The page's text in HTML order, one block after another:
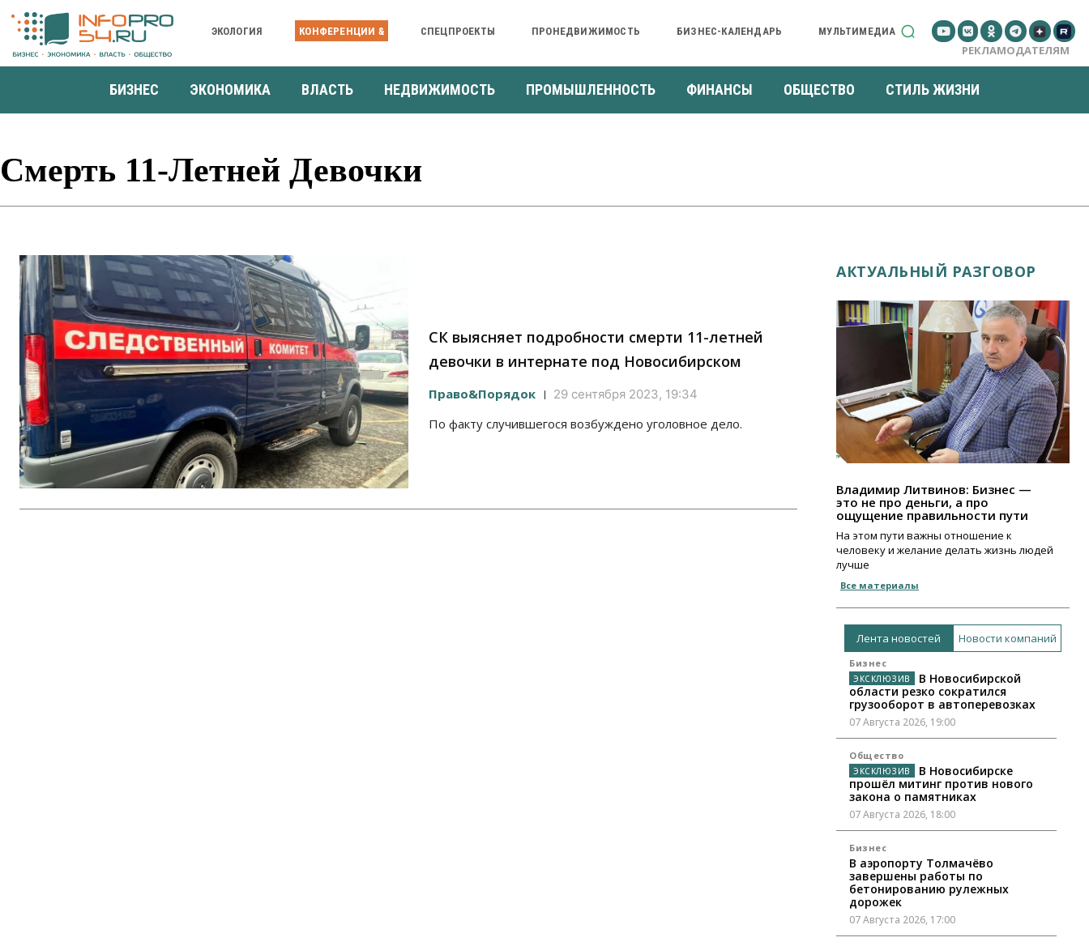
ЭКОЛОГИЯ КОНФЕРЕНЦИИ & СПЕЦПРОЕКТЫ ПРОНЕДВИЖИМОСТЬ БИЗНЕС-КАЛЕНДАРЬ МУЛЬТИМЕДИА
РЕКЛАМОДАТЕЛЯМ
БИЗНЕС ЭКОНОМИКА ВЛАСТЬ НЕДВИЖИМОСТЬ ПРОМЫШЛЕННОСТЬ ФИНАНСЫ ОБЩЕСТВО СТИЛЬ ЖИЗНИ
Смерть 11-Летней Девочки
СК выясняет подробности смерти 11-летней
девочки в интернате под Новосибирском
Право&Порядок 29 сентября 2023, 19:34
По факту случившегося возбуждено уголовное дело.
АКТУАЛЬНЫЙ РАЗГОВОР
Владимир Литвинов: Бизнес —
это не про деньги, а про
ощущение правильности пути
На этом пути важны отношение к
человеку и желание делать жизнь людей
лучше
Все материалы
Лента новостей Новости компаний
Бизнес
В Новосибирской
области резко сократился
грузооборот в автоперевозках
07 Августа 2026, 19:00
Общество
В Новосибирске
прошёл митинг против нового
закона о памятниках
07 Августа 2026, 18:00
Бизнес
В аэропорту Толмачёво
завершены работы по
бетонированию рулежных
дорожек
07 Августа 2026, 17:00